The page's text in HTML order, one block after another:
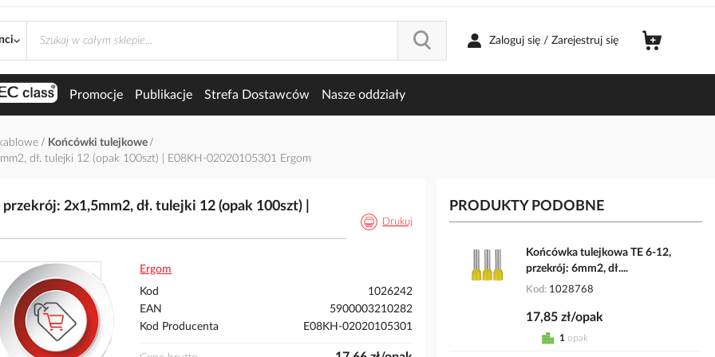
Zaloguj się / Zarejestruj się
Promocje Publikacje Strefa Dostawców Nasze oddziały
Końcówki tulejkowe
dł. tulejki 12 (opak 100szt) | E08KH-02020105301 Ergom
2x1,5mm2, dł. tulejki 12 (opak 100szt) |
Drukuj
Ergom
Kod
1026242
EAN
5900003210282
Kod Producenta
E08KH-02020105301
PRODUKTY PODOBNE
Końcówka tulejkowa TE 6-12,
przekrój: 6mm2, dł....
Kod 1028768
17,85 zł/opak
1 opak